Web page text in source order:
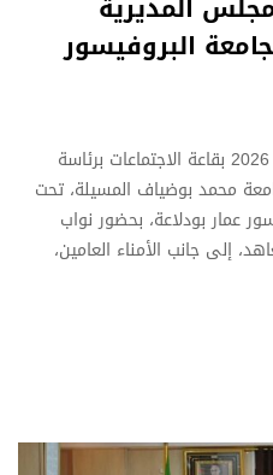
المديرية
البروفيسور
انعقد مساء يوم الثلاثاء 06 جانفي 2026 بقاعة الاجتماعات برئاسة
محمد بوضياف المسيلة، تحت
عمار بودلاعة، بحضور نواب
إلى جانب الأمناء العامين،